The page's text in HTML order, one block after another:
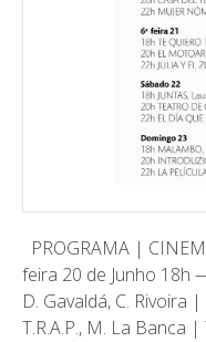
PROGRAMA |
feira 20 de Junho 18h
D. Gavaldá, C. Rivoira
T.R.A.P., M. La Banca